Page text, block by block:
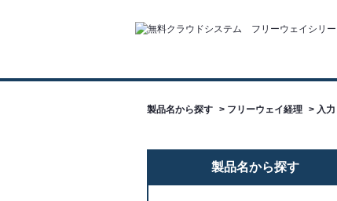
製品名から探す > フリーウェイ経理 > 入力
製品名から探す